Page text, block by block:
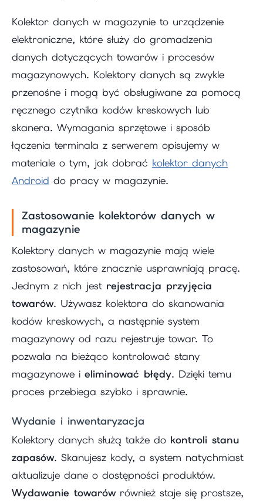
Kolektor danych w magazynie to urządzenie
elektroniczne, które służy do gromadzenia
danych dotyczących towarów i procesów
magazynowych. Kolektory danych są zwykle
przenośne i mogą być obsługiwane za pomocą
ręcznego czytnika kodów kreskowych lub
skanera. Wymagania sprzętowe i sposób
łączenia terminala z serwerem opisujemy w
materiale o tym, jak dobrać kolektor danych
Android do pracy w magazynie.
Zastosowanie kolektorów danych w
magazynie
Kolektory danych w magazynie mają wiele
zastosowań, które znacznie usprawniają pracę.
Jednym z nich jest rejestracja przyjęcia
towarów. Używasz kolektora do skanowania
kodów kreskowych, a następnie system
magazynowy od razu rejestruje towar. To
pozwala na bieżąco kontrolować stany
magazynowe i eliminować błędy. Dzięki temu
proces przebiega szybko i sprawnie.
Wydanie i inwentaryzacja
Kolektory danych służą także do kontroli stanu
zapasów. Skanujesz kody, a system natychmiast
aktualizuje dane o dostępności produktów.
Wydawanie towarówrównież staje się prostsze,